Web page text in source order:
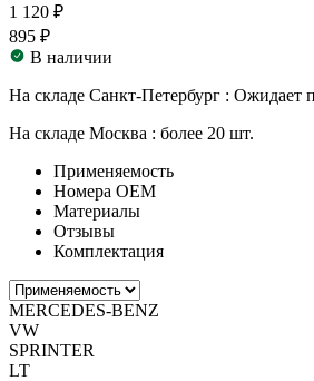
1 120 ₽
895 ₽
В наличии
На складе Санкт-Петербург : Ожидает
На складе Москва : более 20 шт.
Применяемость
Номера ОЕМ
Материалы
Отзывы
Комплектация
MERCEDES-BENZ
VW
SPRINTER
LT